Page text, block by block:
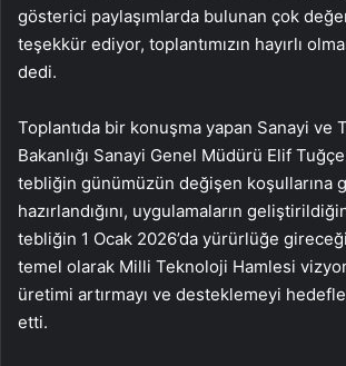
gösterici paylaşımlarda bulunan çok
teşekkür ediyor, toplantımızın hayırlı
dedi.
Toplantıda bir konuşma yapan Sanayi ve
Bakanlığı Sanayi Genel Müdürü Elif
tebliğin günümüzün değişen koşullarına
hazırlandığını, uygulamaların
tebliğin 1 Ocak 2026’da yürürlüğe
temel olarak Milli Teknoloji Hamlesi
üretimi artırmayı ve desteklemeyi
etti.